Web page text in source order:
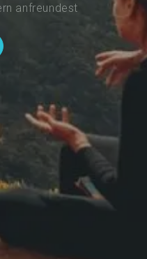
anfreundest